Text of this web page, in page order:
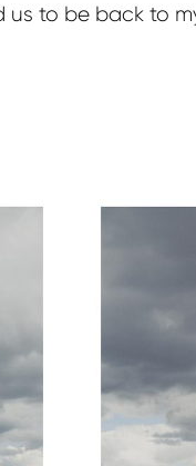
to be back to